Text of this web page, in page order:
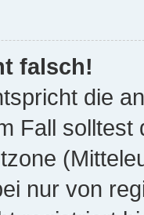
falsch!
die
Fall solltest
nur von